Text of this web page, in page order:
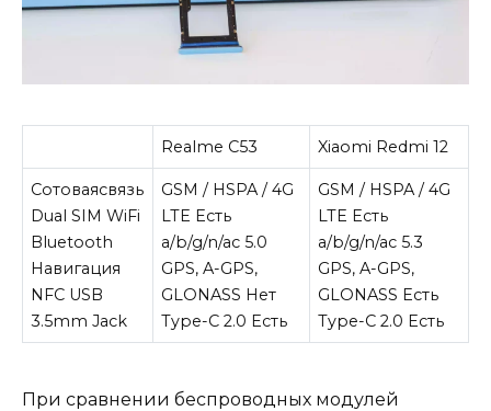
Realme C53 Xiaomi Redmi 12
Сотоваясвязь
Dual SIM WiFi
Bluetooth
Навигация
NFC USB
3.5mm Jack
GSM / HSPA / 4G
LTE Есть
a/b/g/n/ac 5.0
GPS, A-GPS,
GLONASS Нет
Type-C 2.0 Есть
GSM / HSPA / 4G
LTE Есть
a/b/g/n/ac 5.3
GPS, A-GPS,
GLONASS Есть
Type-C 2.0 Есть
При сравнении беспроводных модулей